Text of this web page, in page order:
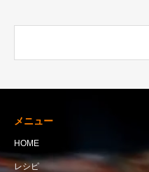
メニュー
HOME
レシピ